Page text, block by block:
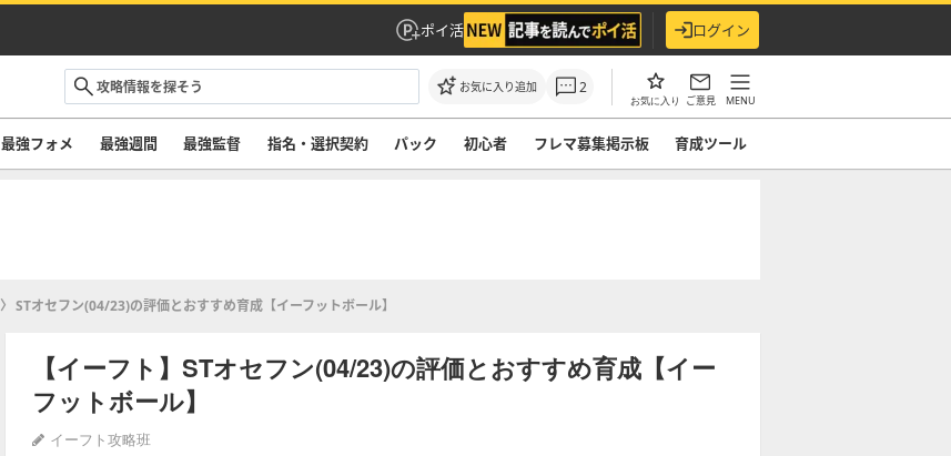
ポイ活 ログイン
お気に入り追加 2
お気に入り ご意見 MENU
最強フォメ 最強週間 最強監督 指名・選択契約 パック 初心者 フレマ募集掲示板 育成ツール
STオセフン(04/23)の評価とおすすめ育成【イーフットボール】
【イーフト】STオセフン(04/23)の評価とおすすめ育成【イー
フットボール】
イーフト攻略班